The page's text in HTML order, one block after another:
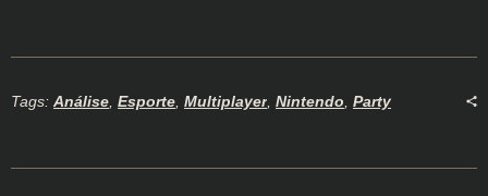
Tags: Análise Esporte Multiplayer Nintendo Party